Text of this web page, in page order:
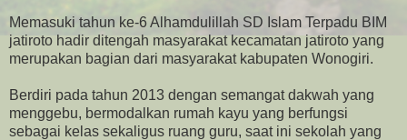
Memasuki tahun ke-6 Alhamdulillah SD Islam Terpadu BIM
jatiroto hadir ditengah masyarakat kecamatan jatiroto yang
merupakan bagian dari masyarakat kabupaten Wonogiri.
Berdiri pada tahun 2013 dengan semangat dakwah yang
menggebu, bermodalkan rumah kayu yang berfungsi
sebagai kelas sekaligus ruang guru, saat ini sekolah yang